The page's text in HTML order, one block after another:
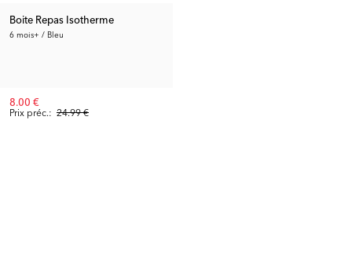
Boite Repas Isotherme
6 mois+ / Bleu
Prix préc.: 24.99 €
8.00 €